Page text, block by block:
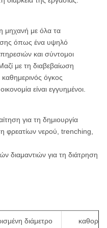
μηχανή με όλα τα
όπως ένα υψηλό
και σύντομοι
με τη διαβεβαίωση
όγκος
είναι εγγυημένοι.
για τη δημιουργία
φρεατίων νερού, trenching,
διαμαντιών για τη διάτρηση
διάμετρο